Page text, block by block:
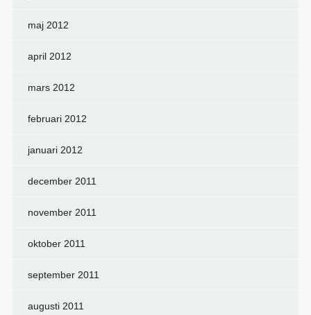
maj 2012
april 2012
mars 2012
februari 2012
januari 2012
december 2011
november 2011
oktober 2011
september 2011
augusti 2011